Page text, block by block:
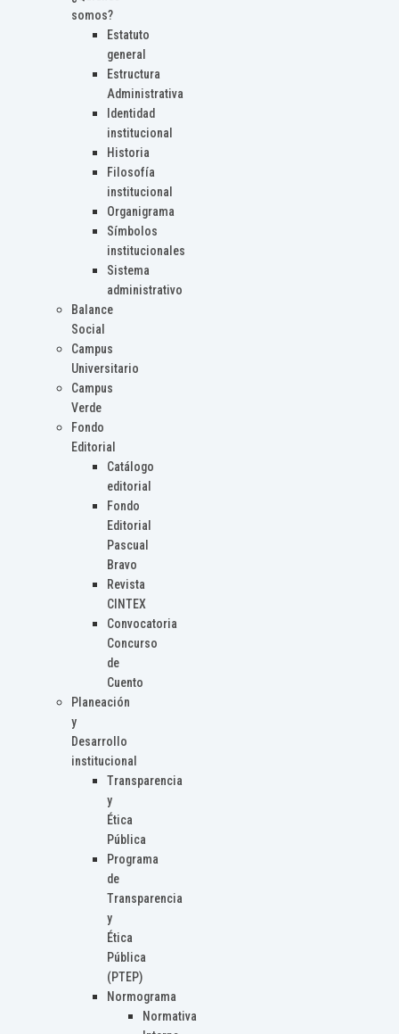
somos?
Estatuto
general
Estructura
Administrativa
Identidad
institucional
Historia
Filosofía
institucional
Organigrama
Símbolos
institucionales
Sistema
administrativo
Balance
Social
Campus
Universitario
Campus
Verde
Fondo
Editorial
Catálogo
editorial
Fondo
Editorial
Pascual
Bravo
Revista
CINTEX
Convocatoria
Concurso
de
Cuento
Planeación
y
Desarrollo
institucional
Transparencia
y
Ética
Pública
Programa
de
Transparencia
y
Ética
Pública
(PTEP)
Normograma
Normativa